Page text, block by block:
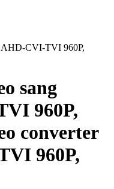
AHD-CVI-TVI 960P,
sang
960P,
converter
960P,